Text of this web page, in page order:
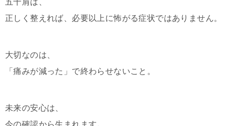
正しく整えれば、必要以上に怖がる症状ではありません。
大切なのは、
「痛みが減った」で終わらせないこと。
未来の安心は、
今の確認から生まれます。